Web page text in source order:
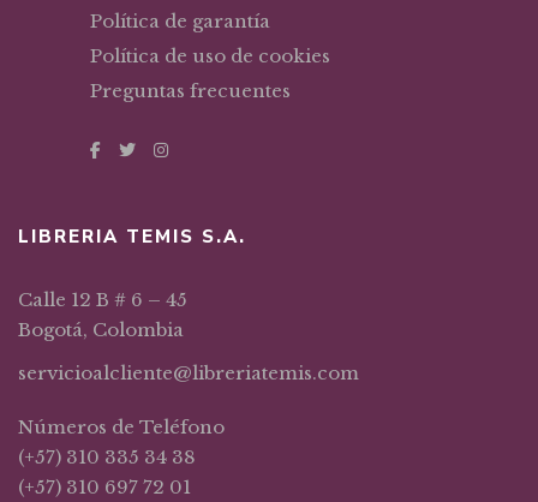
Política de garantía
Política de uso de cookies
Preguntas frecuentes
LIBRERIA TEMIS S.A.
Calle 12 B # 6 – 45
Bogotá, Colombia
servicioalcliente@libreriatemis.com
Números de Teléfono
(+57) 310 335 34 38
(+57) 310 697 72 01